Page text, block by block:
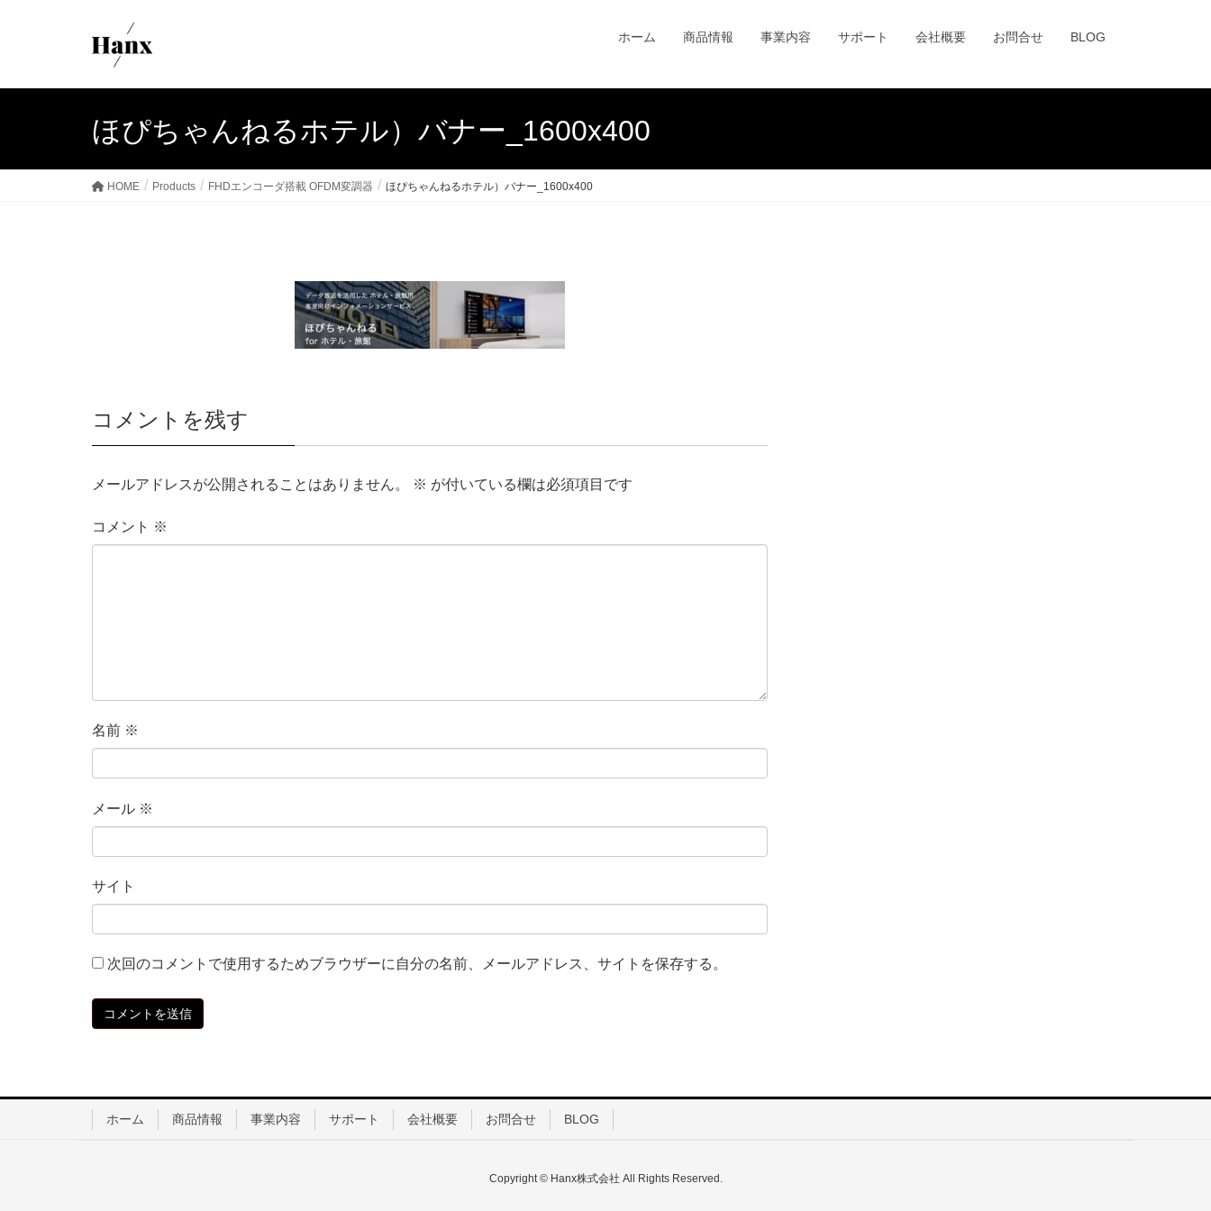
ホーム 商品情報 事業内容 サポート 会社概要 お問合せ BLOG
ほぴちゃんねるホテル）バナー_1600x400
HOME Products FHDエンコーダ搭載 OFDM変調器 ほぴちゃんねるホテル）バナー_1600x400
コメントを残す
メールアドレスが公開されることはありません。 ※ が付いている欄は必須項目です
コメント ※
名前 ※
メール ※
サイト
次回のコメントで使用するためブラウザーに自分の名前、メールアドレス、サイトを保存する。
ホーム 商品情報 事業内容 サポート 会社概要 お問合せ BLOG
Copyright © Hanx株式会社 All Rights Reserved.